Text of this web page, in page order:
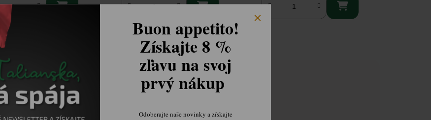
  
Buon appetito!
Získajte 8 %
zľavu na svoj
prvý nákup
Odoberajte naše novinky a získajte